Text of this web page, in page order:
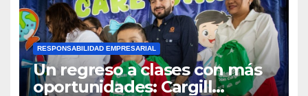
RESPONSABILIDAD EMPRESARIAL
Un regreso a clases con más
oportunidades: Cargill